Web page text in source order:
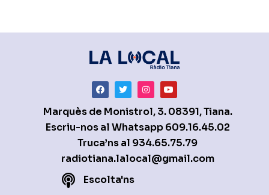
Marquès de Monistrol, 3. 08391, Tiana.
Escriu-nos al Whatsapp609.16.45.02
Truca’ns al 934.65.75.79
radiotiana.lalocal@gmail.com
Escolta'ns